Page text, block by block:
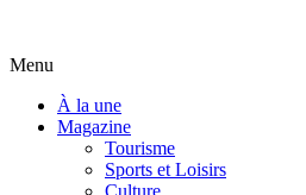
Menu
À la une
Magazine
Tourisme
Sports et Loisirs
Culture